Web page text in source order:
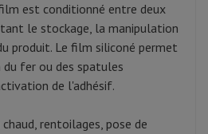
est conditionné entre deux
le stockage, la manipulation
produit. Le film siliconé permet
fer ou des spatules
de l'adhésif.
rentoilages, pose de